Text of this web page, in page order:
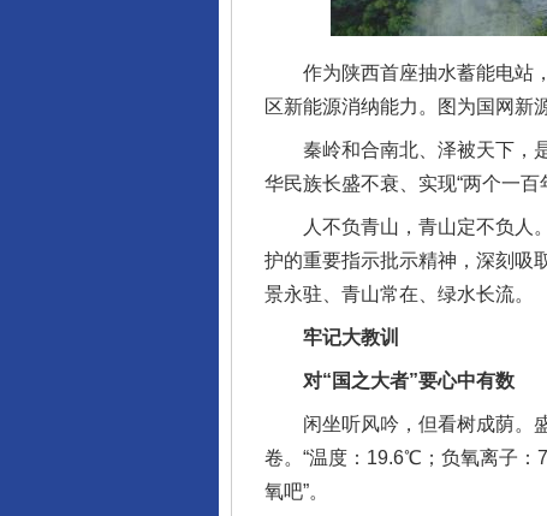
作为陕西首座抽水蓄能电站，
区新能源消纳能力。图为国网新
秦岭和合南北、泽被天下，是
华民族长盛不衰、实现“两个一
人不负青山，青山定不负人。
护的重要指示批示精神，深刻吸
景永驻、青山常在、绿水长流。
牢记大教训
对“国之大者”要心中有数
闲坐听风吟，但看树成荫。盛
卷。“温度：19.6℃；负氧离子：
氧吧”。